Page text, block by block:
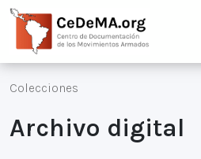
Colecciones
Archivo digital